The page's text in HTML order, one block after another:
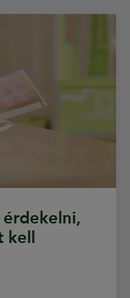
kell